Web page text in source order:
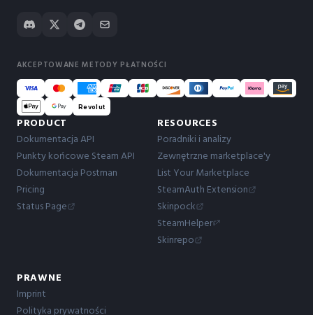
AKCEPTOWANE METODY PŁATNOŚCI
Revolut
PRODUCT
Dokumentacja API
Punkty końcowe Steam API
Dokumentacja Postman
Pricing
Status Page
RESOURCES
Poradniki i analizy
Zewnętrzne marketplace'y
List Your Marketplace
SteamAuth Extension
Skinpock
SteamHelper
Skinrepo
PRAWNE
Imprint
Polityka prywatności